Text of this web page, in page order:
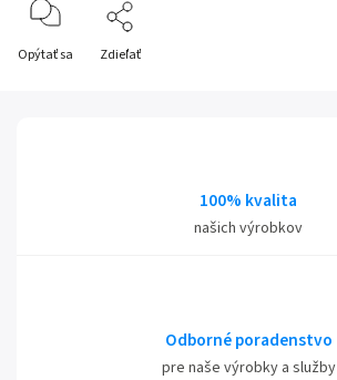
Opýtať sa Zdieľať
100% kvalita
našich výrobkov
Odborné poradenstvo
pre naše výrobky a služby